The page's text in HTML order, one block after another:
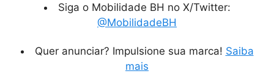
Siga o Mobilidade BH no X/Twitter:
@MobilidadeBH
Quer anunciar? Impulsione sua marca! Saiba
mais